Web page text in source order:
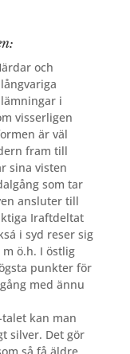
och
i
visserligen
är väl
fram till
sina visten
som tar
ansluter till
Iraftdeltat
i syd reser sig
ö.h. I östlig
punkter för
med ännu
kan man
silver. Det gör